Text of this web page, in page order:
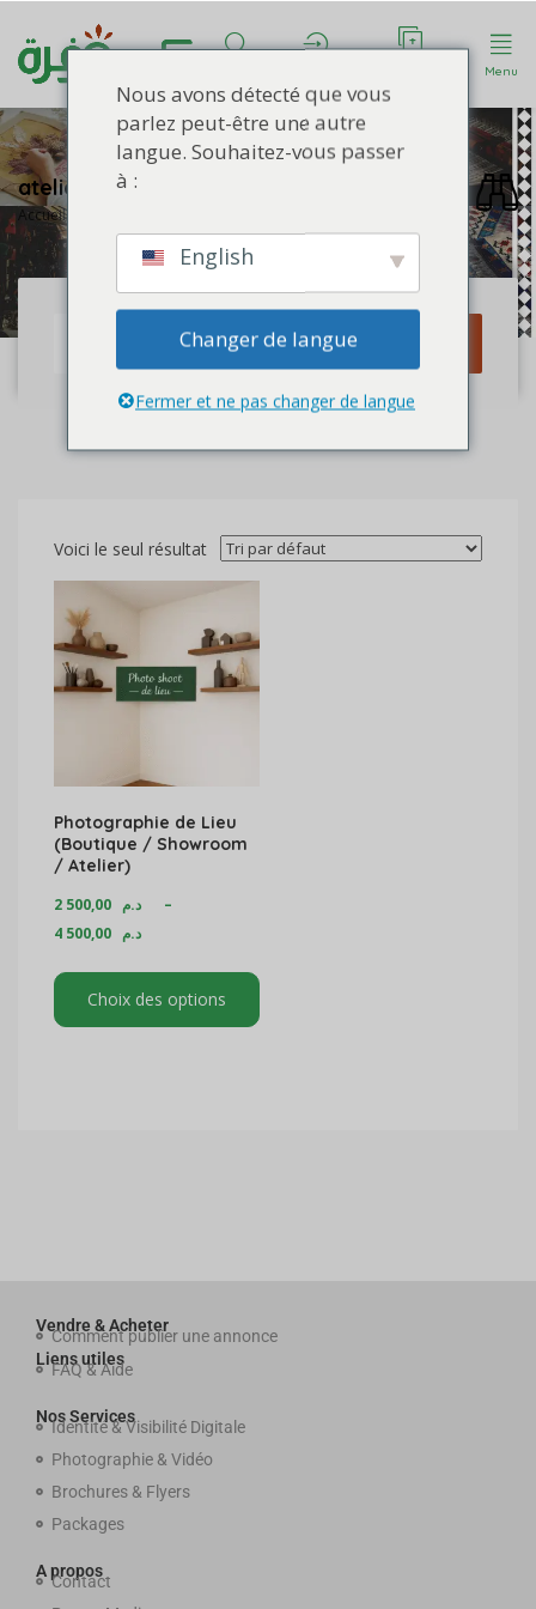
Menu
atelier
Accueil
Rechercher
Voici le seul résultat
Photographie de Lieu
(Boutique / Showroom
/ Atelier)
2 500,00 د.م
–
4 500,00 د.م
Choix des options
Vendre & Acheter
Comment publier une annonce
Liens utiles
FAQ & Aide
Nos Services
Identité & Visibilité Digitale
Photographie & Vidéo
Brochures & Flyers
Packages
A propos
Contact
Nous avons détecté que vous
parlez peut-être une autre
langue. Souhaitez-vous passer
à :
English
Changer de langue
Fermer et ne pas changer de langue